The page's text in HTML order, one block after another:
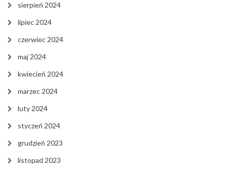
sierpień 2024
lipiec 2024
czerwiec 2024
maj 2024
kwiecień 2024
marzec 2024
luty 2024
styczeń 2024
grudzień 2023
listopad 2023